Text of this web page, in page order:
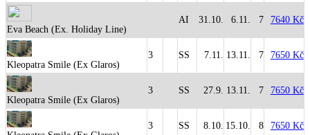
Eva Beach (Ex. Holiday Line)
AI 31.10. 6.11. 7 7640 Kč
Kleopatra Smile (Ex Glaros)
3 SS 7.11. 13.11. 7 7650 Kč
Kleopatra Smile (Ex Glaros)
3 SS 27.9. 13.11. 7 7650 Kč
3 SS 8.10. 15.10. 8 7650 Kč